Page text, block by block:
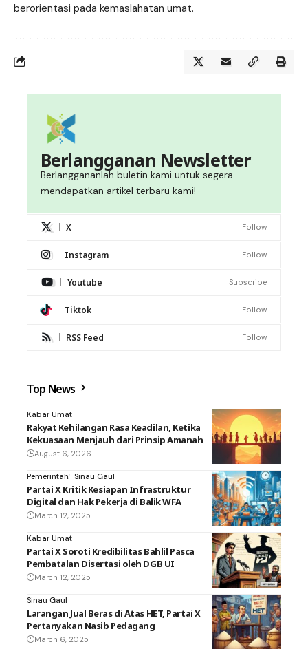
berorientasi pada kemaslahatan umat.
Berlangganan Newsletter
Berlanggananlah buletin kami untuk segera
mendapatkan artikel terbaru kami!
X Follow
Instagram Follow
Youtube Subscribe
Tiktok Follow
RSS Feed Follow
Top News
Kabar Umat
Rakyat Kehilangan Rasa Keadilan, Ketika
Kekuasaan Menjauh dari Prinsip Amanah
August 6, 2026
Pemerintah Sinau Gaul
Partai X Kritik Kesiapan Infrastruktur
Digital dan Hak Pekerja di Balik WFA
March 12, 2025
Kabar Umat
Partai X Soroti Kredibilitas Bahlil Pasca
Pembatalan Disertasi oleh DGB UI
March 12, 2025
Sinau Gaul
Larangan Jual Beras di Atas HET, Partai X
Pertanyakan Nasib Pedagang
March 6, 2025